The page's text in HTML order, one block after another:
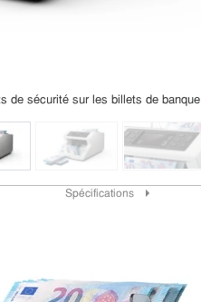
de sécurité sur les billets de banque
Spécifications